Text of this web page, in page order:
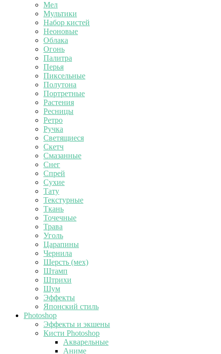
Мел
Мультики
Набор кистей
Неоновые
Облака
Огонь
Палитра
Перья
Пиксельные
Полутона
Портретные
Растения
Ресницы
Ретро
Ручка
Светящиеся
Скетч
Смазанные
Снег
Спрей
Сухие
Тату
Текстурные
Ткань
Точечные
Трава
Уголь
Царапины
Чернила
Шерсть (мех)
Штамп
Штрихи
Шум
Эффекты
Японский стиль
Photoshop
Эффекты и экшены
Кисти Photoshop
Акварельные
Аниме